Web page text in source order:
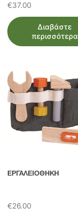
€37.00
Διαβάστε
περισσότερα
ΕΡΓΑΛΕΙΟΘΗΚΗ
€26.00